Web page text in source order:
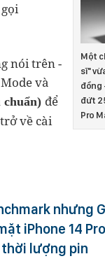
Một
sĩ"
đồng
đứt
Pro
nói trên -
và
chuẩn) để
về cài
nhưng
iPhone 14
lượng pin